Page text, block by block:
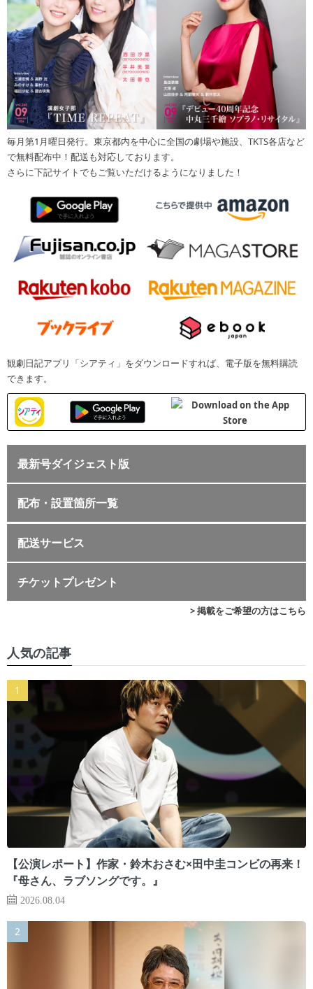
毎月第1月曜日発行。東京都内を中心に全国の劇場や施設、TKTS各店など
で無料配布中！配送も対応しております。
さらに下記サイトでもご覧いただけるようになりました！
観劇日記アプリ「シアティ」をダウンロードすれば、電子版を無料購読
できます。
最新号ダイジェスト版
配布・設置箇所一覧
配送サービス
チケットプレゼント
> 掲載をご希望の方はこちら
人気の記事
【公演レポート】作家・鈴木おさむ×田中圭コンビの再来！
『母さん、ラブソングです。』
2026.08.04